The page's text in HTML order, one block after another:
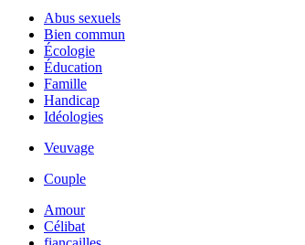
Abus sexuels
Bien commun
Écologie
Éducation
Famille
Handicap
Idéologies
Veuvage
Couple
Amour
Célibat